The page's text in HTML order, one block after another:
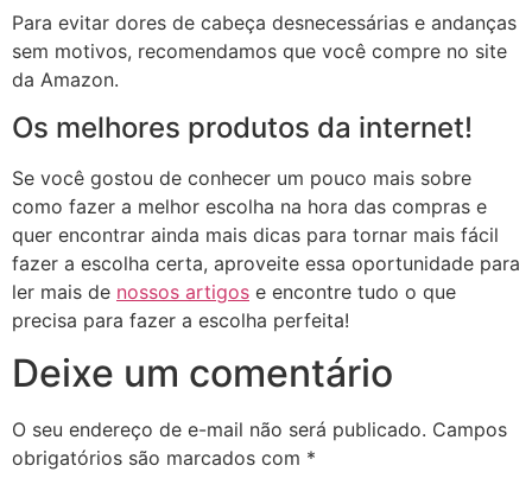
Para evitar dores de cabeça desnecessárias e andanças
sem motivos, recomendamos que você compre no site
da Amazon.
Os melhores produtos da internet!
Se você gostou de conhecer um pouco mais sobre
como fazer a melhor escolha na hora das compras e
quer encontrar ainda mais dicas para tornar mais fácil
fazer a escolha certa, aproveite essa oportunidade para
ler mais de nossos artigos e encontre tudo o que
precisa para fazer a escolha perfeita!
Deixe um comentário
O seu endereço de e-mail não será publicado. Campos
obrigatórios são marcados com *